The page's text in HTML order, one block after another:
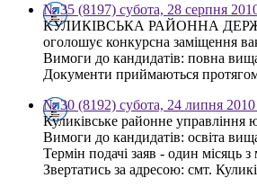
№ 35 (8197) субота, 28 серпня
КУЛИКІВСЬКА РАЙОННА
оголошує конкурсна заміщення
Вимоги до кандидатів: повна
Документи приймаються
№ 30 (8192) субота, 24 липня
Куликівське районне управління
Вимоги до кандидатів: освіта
Термін подачі заяв - один місяць
Звертатись за адресою: смт.